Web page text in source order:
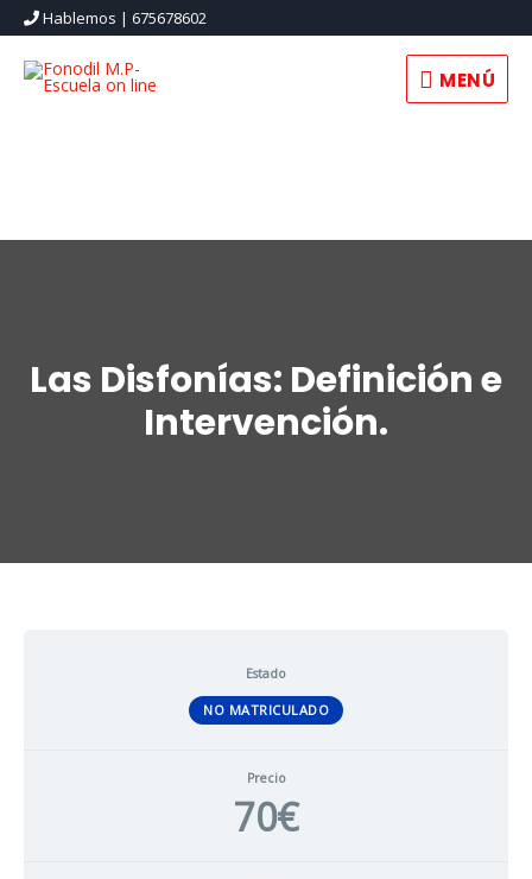
Hablemos | 675678602
MENÚ
MENÚ
Las Disfonías: Definición e
Intervención.
Estado
NO MATRICULADO
Precio
70€